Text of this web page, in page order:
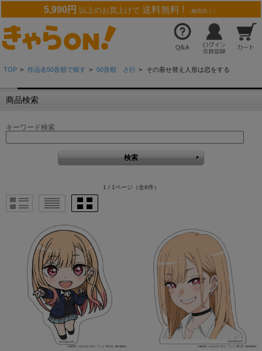
5,990円 以上のお買上げで 送料無料 ! （離島除く）
TOP > 作品名50音順で探す > 50音順 さ行 > その着せ替え人形は恋をする
商品検索
キーワード検索
1 / 1ページ （全8件）